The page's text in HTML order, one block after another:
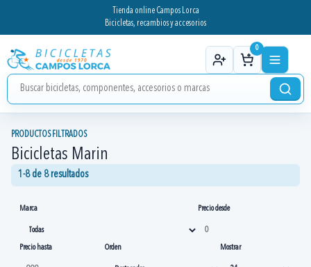
Tienda online Campos Lorca
Bicicletas, recambios y accesorios
0
PRODUCTOS FILTRADOS
Bicicletas Marin
1-8 de 8 resultados
Marca Precio desde
Precio hasta Orden Mostrar